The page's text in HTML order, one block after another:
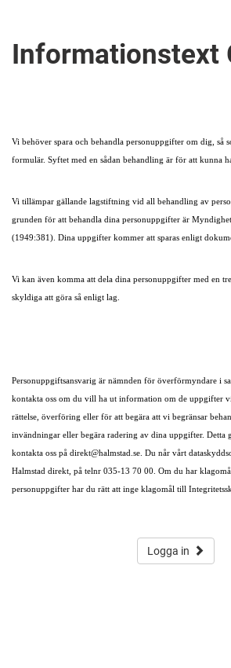
Informationstext
Vi behöver spara och behandla personuppgifter om dig, så
formulär. Syftet med en sådan behandling är för att kunna
Vi tillämpar gällande lagstiftning vid all behandling av
grunden för att behandla dina personuppgifter är
(1949:381). Dina uppgifter kommer att sparas enligt
Vi kan även komma att dela dina personuppgifter med en
skyldiga att göra så enligt lag.
Personuppgiftsansvarig är nämnden för överförmyndare i
kontakta oss om du vill ha ut information om de uppgifter
rättelse, överföring eller för att begära att vi begränsar
invändningar eller begära radering av dina uppgifter. Detta
kontakta oss på direkt@halmstad.se. Du når vårt
Halmstad direkt, på telnr 035-13 70 00. Om du har
personuppgifter har du rätt att inge klagomål till
Logga in